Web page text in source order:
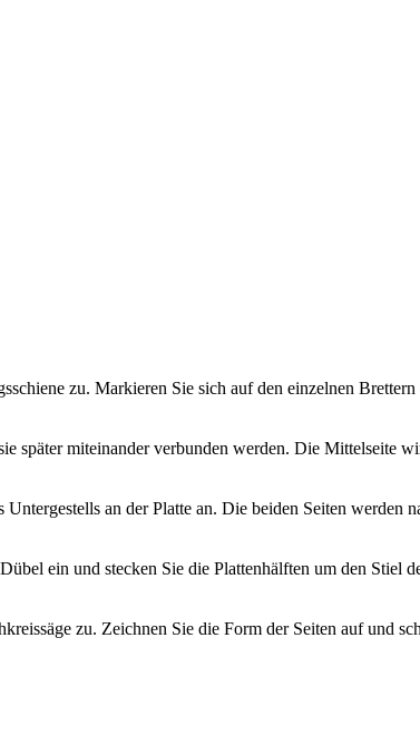
zu. Markieren Sie sich auf den einzelnen
später miteinander verbunden werden. Die Mittelseite
an der Platte an. Die beiden Seiten werden
ein und stecken Sie die Plattenhälften um den Stiel
zu. Zeichnen Sie die Form der Seiten auf und